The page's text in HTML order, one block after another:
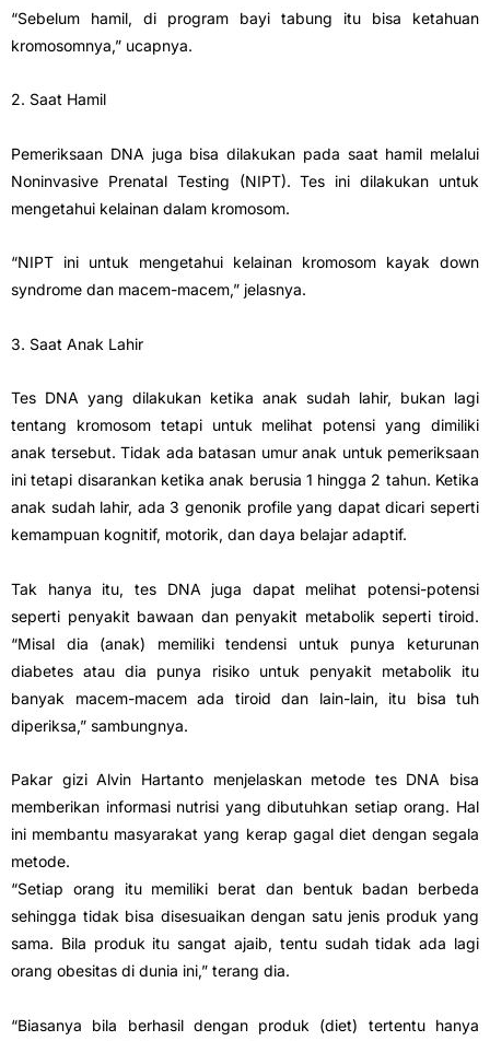
“Sebelum hamil, di program bayi tabung itu bisa ketahuan
kromosomnya,” ucapnya.
2. Saat Hamil
Pemeriksaan DNA juga bisa dilakukan pada saat hamil melalui
Noninvasive Prenatal Testing (NIPT). Tes ini dilakukan untuk
mengetahui kelainan dalam kromosom.
“NIPT ini untuk mengetahui kelainan kromosom kayak down
syndrome dan macem-macem,” jelasnya.
3. Saat Anak Lahir
Tes DNA yang dilakukan ketika anak sudah lahir, bukan lagi
tentang kromosom tetapi untuk melihat potensi yang dimiliki
anak tersebut. Tidak ada batasan umur anak untuk pemeriksaan
ini tetapi disarankan ketika anak berusia 1 hingga 2 tahun. Ketika
anak sudah lahir, ada 3 genonik profile yang dapat dicari seperti
kemampuan kognitif, motorik, dan daya belajar adaptif.
Tak hanya itu, tes DNA juga dapat melihat potensi-potensi
seperti penyakit bawaan dan penyakit metabolik seperti tiroid.
“Misal dia (anak) memiliki tendensi untuk punya keturunan
diabetes atau dia punya risiko untuk penyakit metabolik itu
banyak macem-macem ada tiroid dan lain-lain, itu bisa tuh
diperiksa,” sambungnya.
Pakar gizi Alvin Hartanto menjelaskan metode tes DNA bisa
memberikan informasi nutrisi yang dibutuhkan setiap orang. Hal
ini membantu masyarakat yang kerap gagal diet dengan segala
metode.
“Setiap orang itu memiliki berat dan bentuk badan berbeda
sehingga tidak bisa disesuaikan dengan satu jenis produk yang
sama. Bila produk itu sangat ajaib, tentu sudah tidak ada lagi
orang obesitas di dunia ini,” terang dia.
“Biasanya bila berhasil dengan produk (diet) tertentu hanya